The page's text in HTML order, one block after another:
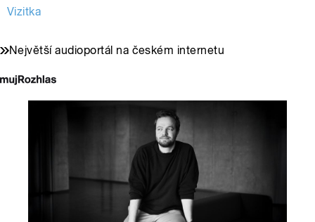
Vizitka
Největší audioportál na českém internetu